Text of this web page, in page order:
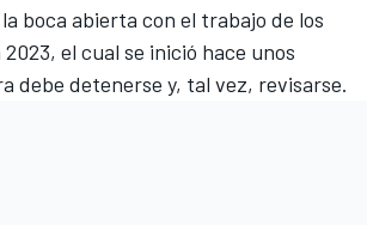
boca abierta con el trabajo de los
el cual se inició hace unos
debe detenerse y, tal vez, revisarse.